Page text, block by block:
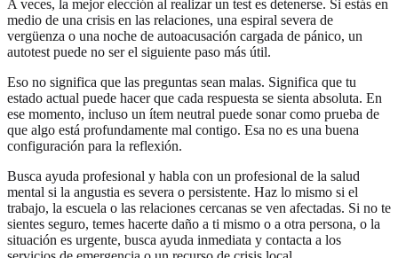
A veces, la mejor elección al realizar un test es detenerse. Si estás en
medio de una crisis en las relaciones, una espiral severa de
vergüenza o una noche de autoacusación cargada de pánico, un
autotest puede no ser el siguiente paso más útil.
Eso no significa que las preguntas sean malas. Significa que tu
estado actual puede hacer que cada respuesta se sienta absoluta. En
ese momento, incluso un ítem neutral puede sonar como prueba de
que algo está profundamente mal contigo. Esa no es una buena
configuración para la reflexión.
Busca ayuda profesional y habla con un profesional de la salud
mental si la angustia es severa o persistente. Haz lo mismo si el
trabajo, la escuela o las relaciones cercanas se ven afectadas. Si no te
sientes seguro, temes hacerte daño a ti mismo o a otra persona, o la
situación es urgente, busca ayuda inmediata y contacta a los